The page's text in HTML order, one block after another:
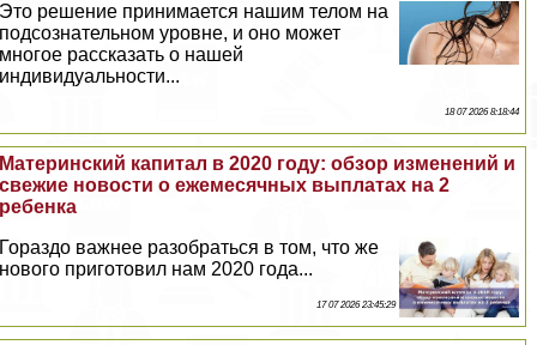
Это решение принимается нашим телом на
подсознательном уровне, и оно может
многое рассказать о нашей
индивидуальности...
18 07 2026 8:18:44
Материнский капитал в 2020 году: обзор изменений и
свежие новости о ежемecячных выплатах на 2
ребенка
Гораздо важнее разобраться в том, что же
нового приготовил нам 2020 года...
17 07 2026 23:45:29